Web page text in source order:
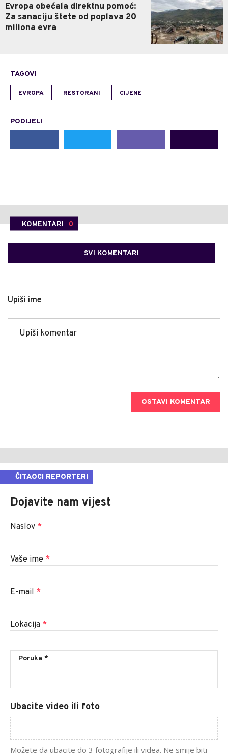
Evropa obećala direktnu pomoć:
Za sanaciju štete od poplava 20
miliona evra
TAGOVI
EVROPA RESTORANI CIJENE
PODIJELI
KOMENTARI 0
SVI KOMENTARI
Upiši ime
OSTAVI KOMENTAR
ČITAOCI REPORTERI
Dojavite nam vijest
Naslov *
Vaše ime *
E-mail *
Lokacija *
Ubacite video ili foto
Možete da ubacite do 3 fotografije ili videa. Ne smije biti